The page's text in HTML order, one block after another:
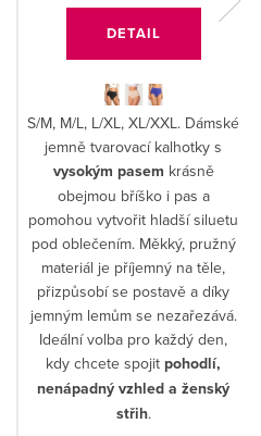
DETAIL
S/M, M/L, L/XL, XL/XXL. Dámské
jemně tvarovací kalhotky s
vysokým pasem krásně
obejmou bříško i pas a
pomohou vytvořit hladší siluetu
pod oblečením. Měkký, pružný
materiál je příjemný na těle,
přizpůsobí se postavě a díky
jemným lemům se nezařezává.
Ideální volba pro každý den,
kdy chcete spojit pohodlí,
nenápadný vzhled a ženský
střih.